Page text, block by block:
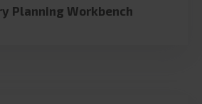
Planning Workbench